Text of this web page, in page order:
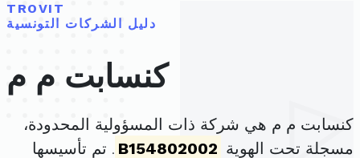
TROVIT
دليل الشركات التونسية
كنسابت م م
كنسابت م م هي شركة ذات المسؤولية المحدودة،
مسجلة تحت الهوية B154802002 . تم تأسيسها